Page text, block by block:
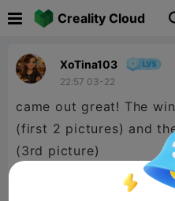
Creality Cloud
XoTina103
22:57 03-22
came out great! The
(first 2 pictures) and
(3rd picture)